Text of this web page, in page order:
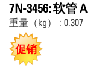
7N-3456: 软管 A
重量（kg） : 0.307
促销